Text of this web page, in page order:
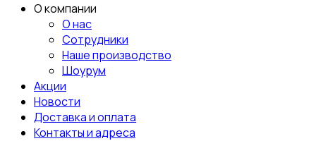
О компании
О нас
Сотрудники
Наше производство
Шоурум
Акции
Новости
Доставка и оплата
Контакты и адреса